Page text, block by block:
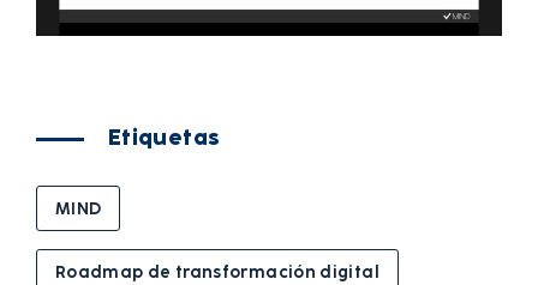
Etiquetas
MIND
Roadmap de transformación digital